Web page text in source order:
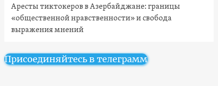
Аресты тиктокеров в Азербайджане: границы
«общественной нравственности» и свобода
выражения мнений
Присоединяйтесь в телеграмм